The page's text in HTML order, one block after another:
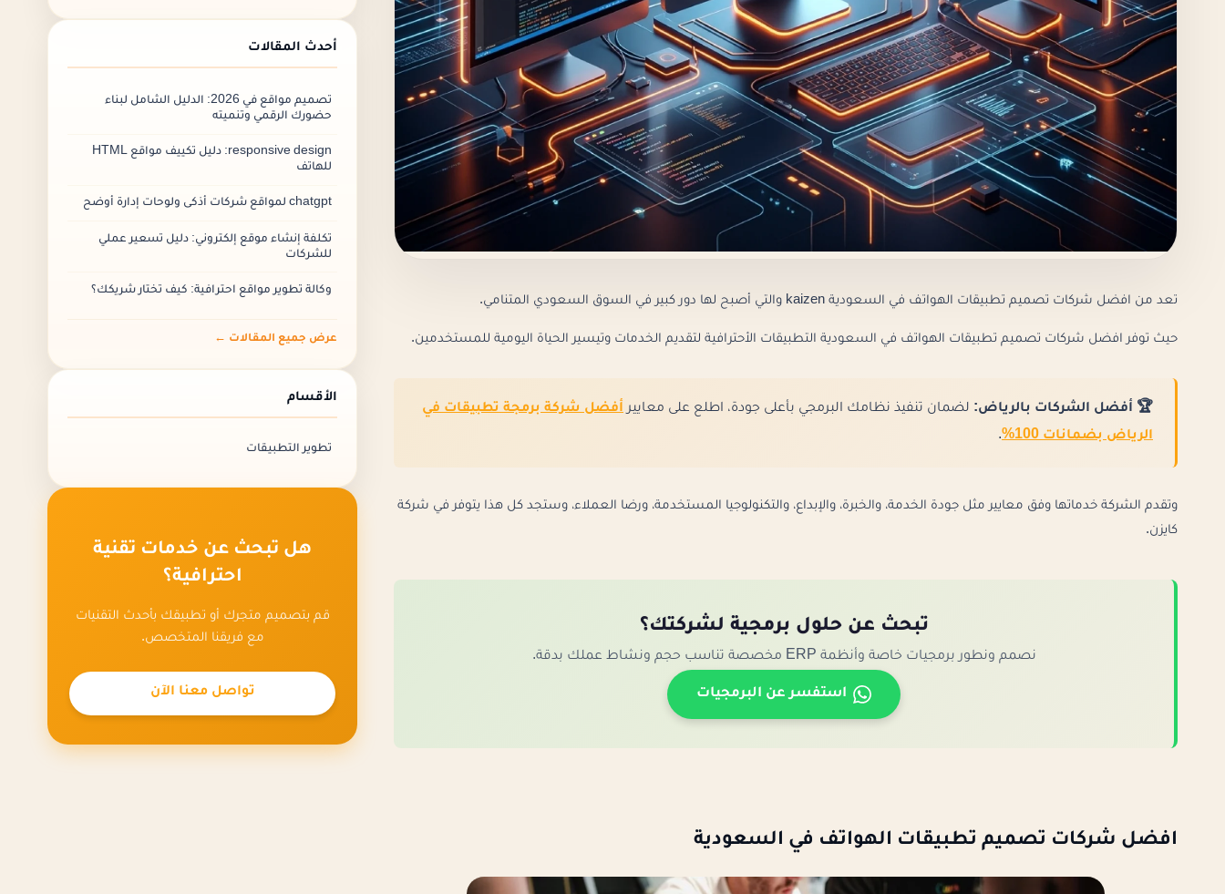
تعد من افضل شركات تصميم تطبيقات الهواتف في السعودية kaizen والتي أصبح لها دور كبير في السوق السعودي المتنامي.
حيث توفر افضل شركات تصميم تطبيقات الهواتف في السعودية التطبيقات الأحترافية لتقديم الخدمات وتيسير الحياة اليومية للمستخدمين.
🏆 أفضل الشركات بالرياض: لضمان تنفيذ نظامك البرمجي بأعلى جودة، اطلع على معاييرأفضل شركة برمجة تطبيقات في
الرياض بضمانات 100%
.
وتقدم الشركة خدماتها وفق معايير مثل جودة الخدمة، والخبرة، والإبداع، والتكنولوجيا المستخدمة، ورضا العملاء، وستجد كل هذا يتوفر في شركة
كايزن.
تبحث عن حلول برمجية لشركتك؟
نصمم ونطور برمجيات خاصة وأنظمة ERP مخصصة تناسب حجم ونشاط عملك بدقة.
استفسر عن البرمجيات
افضل شركات تصميم تطبيقات الهواتف في السعودية
أسئلة أخرى
كم تكلفة تصميم تطبيق جوال؟
هل يمكن صناعة تطبيق من الهاتف؟
هل عمل تطبيقات جوال مربح؟
كيف تصبح مطور تطبيقات الهاتف؟
اختر منصة مركزية تناسب احتياجاتك
اكتسب خبرة في تطوير واختبار التطبيقات
أحدث المقالات
تصميم مواقع في 2026: الدليل الشامل لبناء
حضورك الرقمي وتنميته
responsive design: دليل تكييف مواقع HTML
للهاتف
chatgpt لمواقع شركات أذكى ولوحات إدارة أوضح
تكلفة إنشاء موقع إلكتروني: دليل تسعير عملي
للشركات
وكالة تطوير مواقع احترافية: كيف تختار شريكك؟
عرض جميع المقالات ←
الأقسام
تطوير التطبيقات
هل تبحث عن خدمات تقنية
احترافية؟
قم بتصميم متجرك أو تطبيقك بأحدث التقنيات
مع فريقنا المتخصص.
تواصل معنا الآن